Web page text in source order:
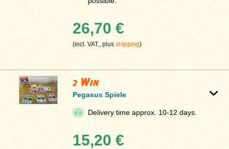
26,70 €
(incl. VAT., plusshipping)
2 Win
Pegasus Spiele
Delivery time approx. 10-12 days.
15,20 €